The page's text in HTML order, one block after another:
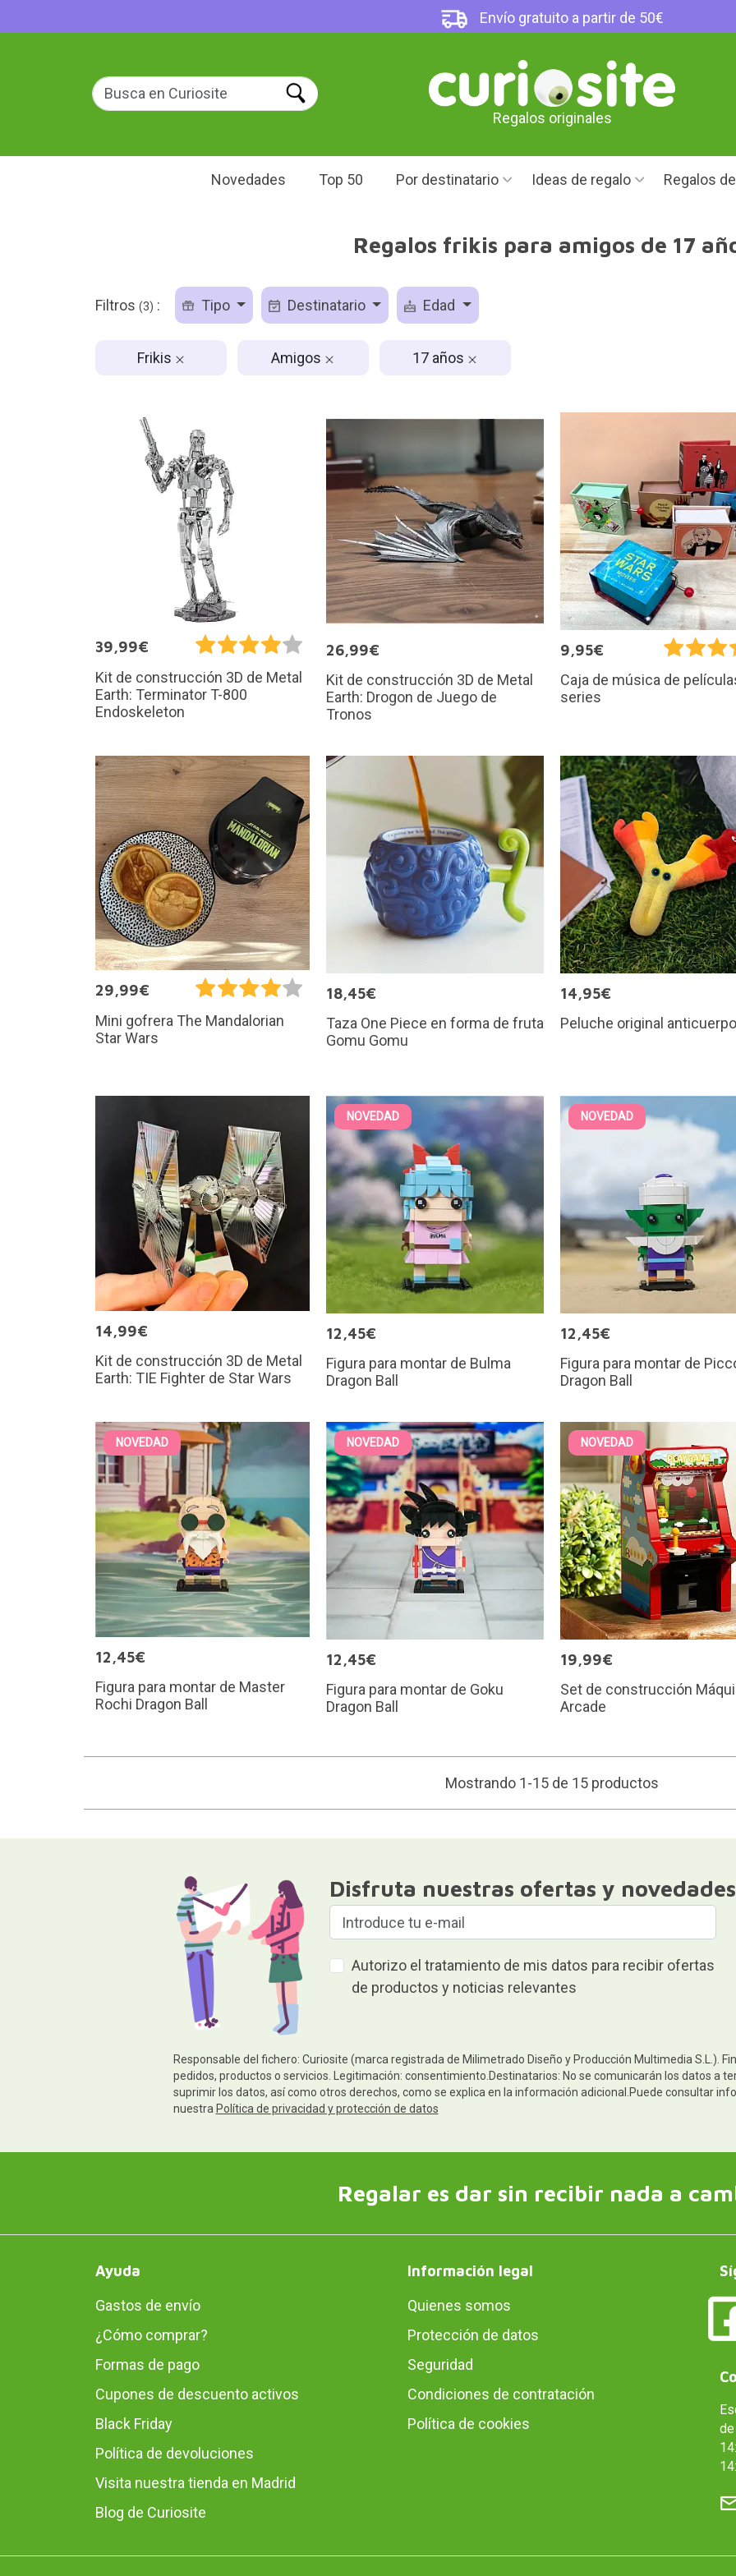
Envío gratuito a partir de 50€
Regalos originales
Novedades Top 50 Por destinatario Ideas de regalo Regalos
Regalos frikis para amigos de 17
Filtros (3) : Tipo Destinatario Edad
Frikis Amigos 17 años
39,99€
Kit de construcción 3D de Metal
Earth: Terminator T-800
Endoskeleton
26,99€
Kit de construcción 3D de Metal
Earth: Drogon de Juego de
Tronos
9,95€
Caja de música de
series
29,99€
Mini gofrera The Mandalorian
Star Wars
18,45€
Taza One Piece en forma de fruta
Gomu Gomu
14,95€
Peluche original
14,99€
Kit de construcción 3D de Metal
Earth: TIE Fighter de Star Wars
NOVEDAD
12,45€
Figura para montar de Bulma
Dragon Ball
NOVEDAD
12,45€
Figura para montar de
Dragon Ball
NOVEDAD
12,45€
Figura para montar de Master
Rochi Dragon Ball
NOVEDAD
12,45€
Figura para montar de Goku
Dragon Ball
NOVEDAD
19,99€
Set de construcción
Arcade
Mostrando 1-15 de 15 productos
Disfruta nuestras ofertas y novedades
Autorizo el tratamiento de mis datos para recibir ofertas
de productos y noticias relevantes
Responsable del fichero: Curiosite (marca registrada de Milimetrado Diseño y Producción Multimedia S.L.).
pedidos, productos o servicios. Legitimación: consentimiento.Destinatarios: No se comunicarán los datos a
suprimir los datos, así como otros derechos, como se explica en la información adicional.Puede consultar
nuestra Política de privacidad y protección de datos
Regalar es dar sin recibir nada a
Ayuda
Gastos de envío
¿Cómo comprar?
Formas de pago
Cupones de descuento activos
Black Friday
Política de devoluciones
Visita nuestra tienda en Madrid
Blog de Curiosite
Información legal
Quienes somos
Protección de datos
Seguridad
Condiciones de contratación
Política de cookies